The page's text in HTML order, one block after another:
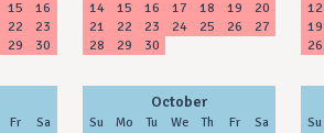
15
16
22
23
29
30
14
15 16 17 18 19
20
21
22 23 24 25 26
27
28
29 30
12
19
26
Fr Sa
October
Su Mo Tu We Th Fr Sa Su